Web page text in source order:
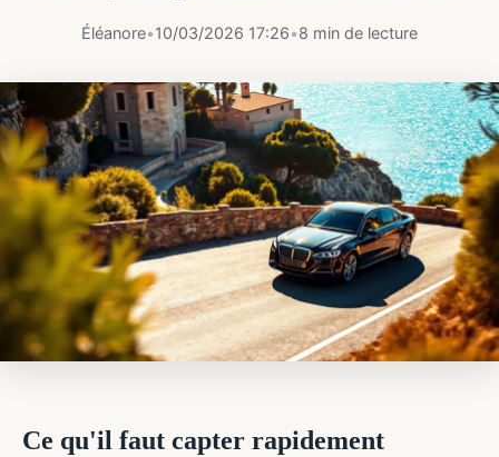
Éléanore•10/03/2026 17:26•8 min de lecture
Ce qu'il faut capter rapidement